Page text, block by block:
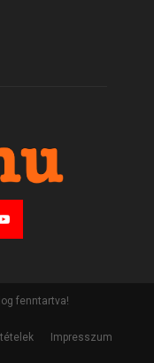
fenntartva!
Impresszum